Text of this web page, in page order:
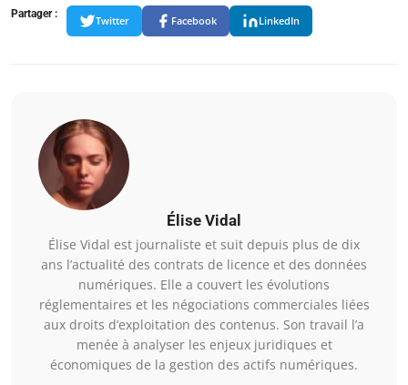
Partager :
Twitter Facebook LinkedIn
Élise Vidal
Élise Vidal est journaliste et suit depuis plus de dix
ans l’actualité des contrats de licence et des données
numériques. Elle a couvert les évolutions
réglementaires et les négociations commerciales liées
aux droits d’exploitation des contenus. Son travail l’a
menée à analyser les enjeux juridiques et
économiques de la gestion des actifs numériques.